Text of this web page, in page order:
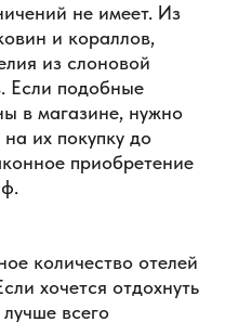
не имеет. Из
и кораллов,
из слоновой
Если подобные
в магазине, нужно
их покупку до
приобретение
количество отелей
хочется отдохнуть
всего